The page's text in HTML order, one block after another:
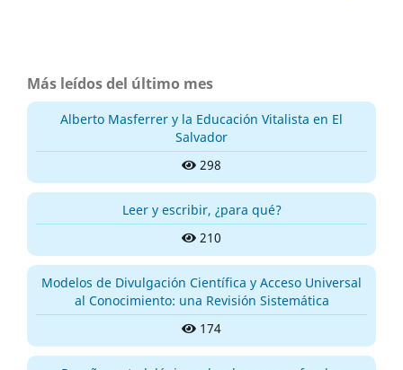
Más leídos del último mes
Alberto Masferrer y la Educación Vitalista en El
Salvador
298
Leer y escribir, ¿para qué?
210
Modelos de Divulgación Científica y Acceso Universal
al Conocimiento: una Revisión Sistemática
174